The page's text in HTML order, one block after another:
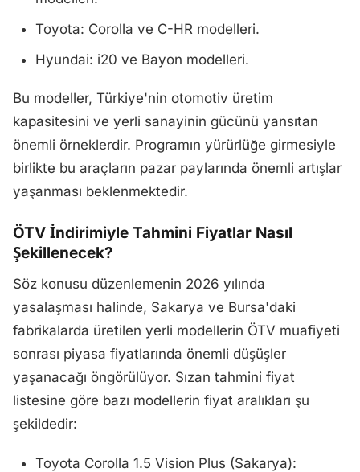
Toyota: Corolla ve C-HR modelleri.
Hyundai: i20 ve Bayon modelleri.
Bu modeller, Türkiye'nin otomotiv üretim
kapasitesini ve yerli sanayinin gücünü yansıtan
önemli örneklerdir. Programın yürürlüğe girmesiyle
birlikte bu araçların pazar paylarında önemli artışlar
yaşanması beklenmektedir.
ÖTV İndirimiyle Tahmini Fiyatlar Nasıl
Şekillenecek?
Söz konusu düzenlemenin 2026 yılında
yasalaşması halinde, Sakarya ve Bursa'daki
fabrikalarda üretilen yerli modellerin ÖTV muafiyeti
sonrası piyasa fiyatlarında önemli düşüşler
yaşanacağı öngörülüyor. Sızan tahmini fiyat
listesine göre bazı modellerin fiyat aralıkları şu
şekildedir:
Toyota Corolla 1.5 Vision Plus (Sakarya):